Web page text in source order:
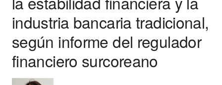
industria bancaria tradicional,
según informe del regulador
financiero surcoreano